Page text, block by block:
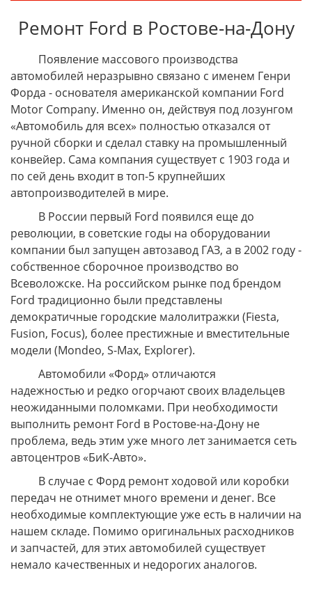
Ремонт Ford в Ростове-на-Дону
Появление массового производства
автомобилей неразрывно связано с именем Генри
Форда - основателя американской компании Ford
Motor Company. Именно он, действуя под лозунгом
«Автомобиль для всех» полностью отказался от
ручной сборки и сделал ставку на промышленный
конвейер. Сама компания существует с 1903 года и
по сей день входит в топ-5 крупнейших
автопроизводителей в мире.
В России первый Ford появился еще до
революции, в советские годы на оборудовании
компании был запущен автозавод ГАЗ, а в 2002 году -
собственное сборочное производство во
Всеволожске. На российском рынке под брендом
Ford традиционно были представлены
демократичные городские малолитражки (Fiesta,
Fusion, Focus), более престижные и вместительные
модели (Mondeo, S-Max, Explorer).
Автомобили «Форд» отличаются
надежностью и редко огорчают своих владельцев
неожиданными поломками. При необходимости
выполнить ремонт Ford в Ростове-на-Дону не
проблема, ведь этим уже много лет занимается сеть
автоцентров «БиК-Авто».
В случае с Форд ремонт ходовой или коробки
передач не отнимет много времени и денег. Все
необходимые комплектующие уже есть в наличии на
нашем складе. Помимо оригинальных расходников
и запчастей, для этих автомобилей существует
немало качественных и недорогих аналогов.